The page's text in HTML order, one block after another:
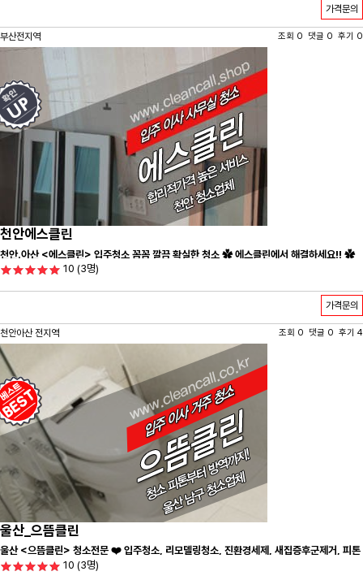
가격문의
부산전지역 조회 0 댓글 0 후기 0
천안에스클린
천안.아산 <에스클린> 입주청소 꼼꼼 깔끔 확실한 청소 ✿ 에스클린에서 해결하세요!! ✿
10 (3명)
가격문의
천안아산 전지역 조회 0 댓글 0 후기 4
울산_으뜸클린
울산 <으뜸클린> 청소전문 ❤️ 입주청소, 리모델링청소, 진환경세제, 새집증후군제거, 피톤
치드시공 전문 청소 업체 ❤️
10 (3명)